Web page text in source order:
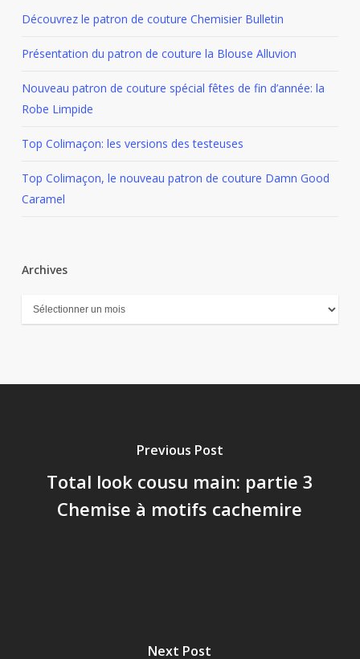
Découvrez le patron de couture Chemisier Bulletin
Présentation du patron de couture la Blouse Alluvion
Nouveau patron de couture spécial fêtes de fin d’année: la
Robe Limpide
Top Colimaçon: les versions des testeuses
Top Colimaçon, le nouveau patron de couture Damn Good
Caramel
Archives
Archives
Previous Post
Total look cousu main: partie 3
Chemise à motifs cachemire
Next Post